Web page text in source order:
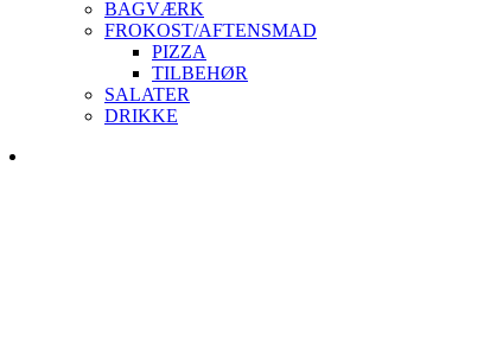
BAGVÆRK
FROKOST/AFTENSMAD
PIZZA
TILBEHØR
SALATER
DRIKKE
Skip